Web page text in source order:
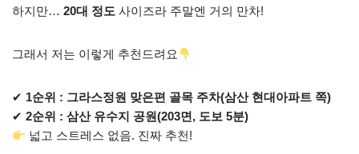
하지만… 20대 정도 사이즈라 주말엔 거의 만차!
그래서 저는 이렇게 추천드려요
✔ 1순위 : 그라스정원 맞은편 골목 주차(삼산 현대아파트 쪽)
✔ 2순위 : 삼산 유수지 공원(203면, 도보 5분)
넓고 스트레스 없음. 진짜 추천!